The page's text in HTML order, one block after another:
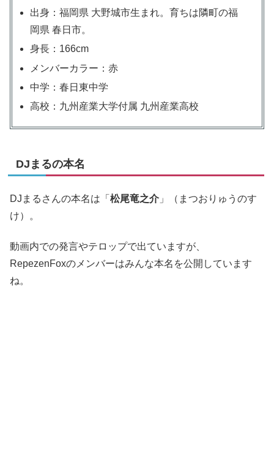
出身：福岡県 大野城市生まれ。育ちは隣町の福
岡県 春日市。
身長：166cm
メンバーカラー：赤
中学：春日東中学
高校：九州産業大学付属 九州産業高校
DJまるの本名
DJまるさんの本名は「 松尾竜之介 」（まつおりゅうのす
け）。
動画内での発言やテロップで出ていますが、
RepezenFoxのメンバーはみんな本名を公開しています
ね。